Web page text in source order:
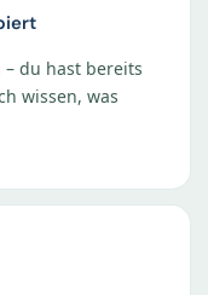
– du hast bereits
wissen, was